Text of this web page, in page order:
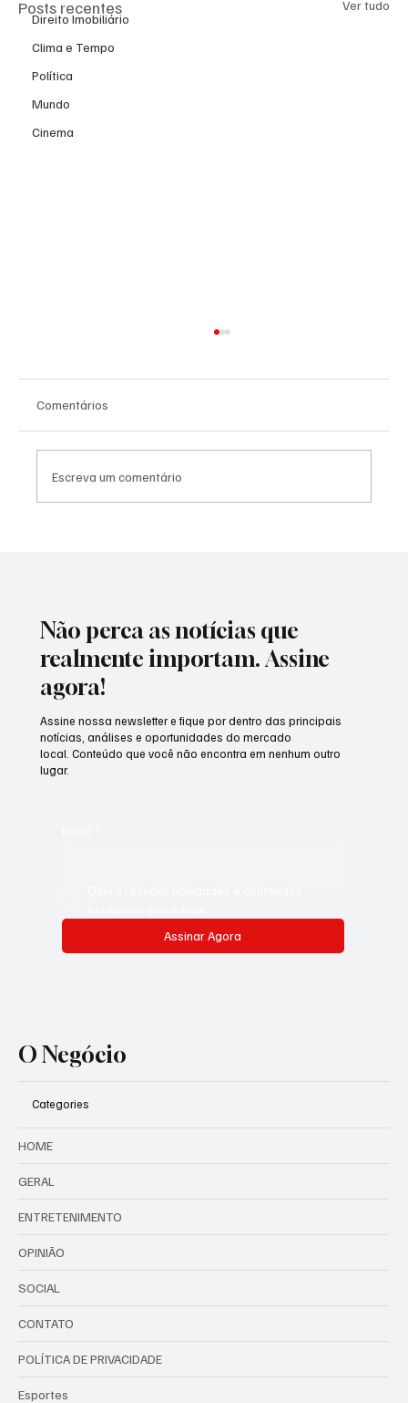
Direito Imobiliário
Clima e Tempo
Política
Mundo
Cinema
Posts recentes Ver tudo
Comentários
Escreva um comentário
Não perca as notícias que
realmente importam. Assine
agora!
Assinar Agora
Assine nossa newsletter e fique por dentro das principais
notícias, análises e oportunidades do mercado
local. Conteúdo que você não encontra em nenhum outro
lugar.
O Negócio
Categories
HOME
GERAL
ENTRETENIMENTO
OPINIÃO
SOCIAL
CONTATO
POLÍTICA DE PRIVACIDADE
Esportes